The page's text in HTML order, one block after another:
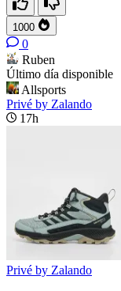
1000
0
Ruben
Último día disponible
Allsports
Privé by Zalando
17h
Privé by Zalando